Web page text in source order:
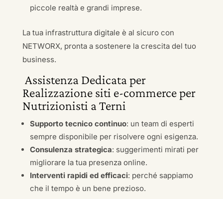
piccole realtà e grandi imprese.
La tua infrastruttura digitale è al sicuro con
NETWORX, pronta a sostenere la crescita del tuo
business.
Assistenza Dedicata per
Realizzazione siti e-commerce per
Nutrizionisti a Terni
Supporto tecnico continuo: un team di esperti
sempre disponibile per risolvere ogni esigenza.
Consulenza strategica: suggerimenti mirati per
migliorare la tua presenza online.
Interventi rapidi ed efficaci: perché sappiamo
che il tempo è un bene prezioso.